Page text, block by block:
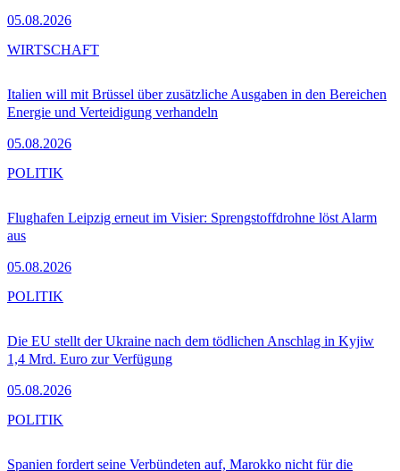
05.08.2026
Italien will mit Brüssel über zusätzliche Ausgaben in den Bereichen
Energie und Verteidigung verhandeln
05.08.2026
WIRTSCHAFT
Flughafen Leipzig erneut im Visier: Sprengstoffdrohne löst Alarm
aus
05.08.2026
POLITIK
Die EU stellt der Ukraine nach dem tödlichen Anschlag in Kyjiw
1,4 Mrd. Euro zur Verfügung
05.08.2026
POLITIK
Spanien fordert seine Verbündeten auf, Marokko nicht für die
POLITIK